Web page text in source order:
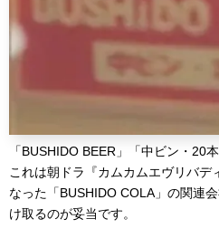
「BUSHIDO BEER」「中ビン・20
これは朝ドラ『カムカムエヴリバデ
なった「BUSHIDO COLA」の関連
け取るのが妥当です。